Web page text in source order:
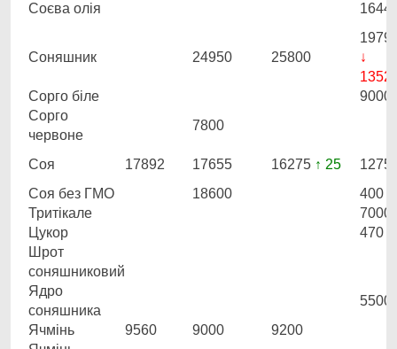
Соєва олія
Соняшник 24950 25800
↓
1352
Сорго біле
9000
Сорго
червоне
7800
Соя 17892 17655 16275 ↑ 25
Соя без ГМО
18600
400
Тритікале
7000
Цукор
470
Шрот
соняшниковий
Ядро
соняшника
Ячмінь
9560 9000
9200